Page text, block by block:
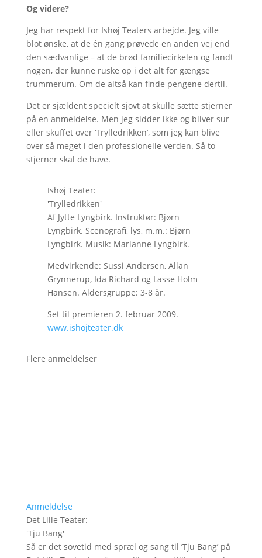
Og videre?
Jeg har respekt for Ishøj Teaters arbejde. Jeg ville
blot ønske, at de én gang prøvede en anden vej end
den sædvanlige – at de brød familiecirkelen og fandt
nogen, der kunne ruske op i det alt for gængse
trummerum. Om de altså kan finde pengene dertil.
Det er sjældent specielt sjovt at skulle sætte stjerner
på en anmeldelse. Men jeg sidder ikke og bliver sur
eller skuffet over ‘Trylledrikken’, som jeg kan blive
over så meget i den professionelle verden. Så to
stjerner skal de have.
Ishøj Teater:
'Trylledrikken'
Af Jytte Lyngbirk. Instruktør: Bjørn
Lyngbirk. Scenografi, lys, m.m.: Bjørn
Lyngbirk. Musik: Marianne Lyngbirk.
Medvirkende: Sussi Andersen, Allan
Grynnerup, Ida Richard og Lasse Holm
Hansen. Aldersgruppe: 3-8 år.
Set til premieren 2. februar 2009.
www.ishojteater.dk
Flere anmeldelser
Anmeldelse
Det Lille Teater:
'Tju Bang'
Så er det sovetid med spræl og sang til ’Tju Bang’ på